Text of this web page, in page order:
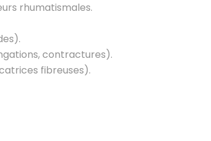
rhumatismales.
contractures).
fibreuses).